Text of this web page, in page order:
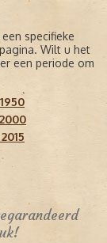
specifieke
Wilt u het
een periode om